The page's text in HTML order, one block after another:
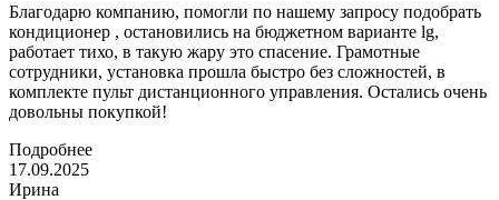
Благодарю компанию, помогли по нашему запросу подобрать
кондиционер , остановились на бюджетном варианте lg,
работает тихо, в такую жару это спасение. Грамотные
сотрудники, установка прошла быстро без сложностей, в
комплекте пульт дистанционного управления. Остались очень
довольны покупкой!
Подробнее
17.09.2025
Ирина